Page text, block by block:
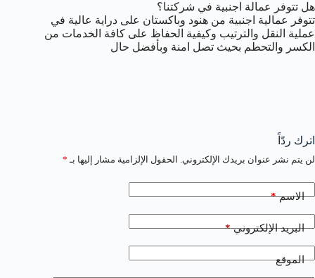
هل تتوفر عمالة اجنبية في شركتنا؟
تتوفر عمالية اجنبية من هنود وباكستان على دراية عالية في
عملية النقل والترتيب وكيفية الحفاظ على كافة الخدمات من
الكسر والتحطم بحيث تصل امنة وبأفضل حال
اترك ردّاً
لن يتم نشر عنوان بريدك الإلكتروني. الحقول الإلزامية مشار إليها بـ *
الاسم*
البريد الإلكتروني*
الموقع